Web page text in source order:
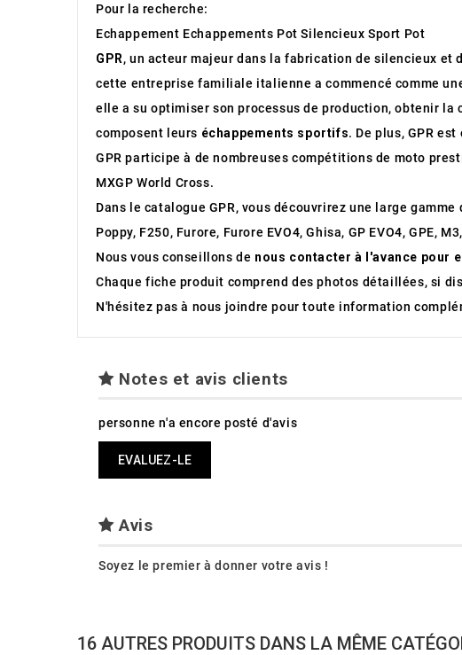
Pour la recherche:
Echappement Echappements Pot Silencieux Sport Pot
GPR, un acteur majeur dans la fabrication de silencieux et
cette entreprise familiale italienne a commencé comme
elle a su optimiser son processus de production, obtenir
composent leurs échappements sportifs. De plus, GPR
GPR participe à de nombreuses compétitions de moto
MXGP World Cross.
Dans le catalogue GPR, vous découvrirez une large gamme
Poppy, F250, Furore, Furore EVO4, Ghisa, GP EVO4, GPE,
Nous vous conseillons de nous contacter à l'avance pour
Chaque fiche produit comprend des photos détaillées, si
N'hésitez pas à nous joindre pour toute information
Notes et avis clients
personne n'a encore posté d'avis
EVALUEZ-LE
Avis
Soyez le premier à donner votre avis !
16 AUTRES PRODUITS DANS LA MÊME